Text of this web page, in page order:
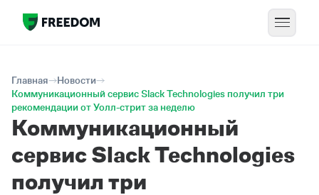
Главная
Новости
Коммуникационный сервис Slack Technologies получил три
рекомендации от Уолл-стрит за неделю
Коммуникационный
сервис Slack Technologies
получил три